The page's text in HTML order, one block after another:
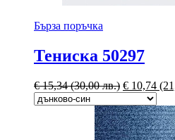
Бърза поръчка
Тениска 50297
€15,34(30,00 лв.) € 10,74